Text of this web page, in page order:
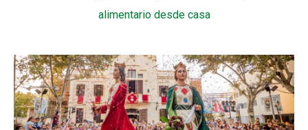
alimentario desde casa